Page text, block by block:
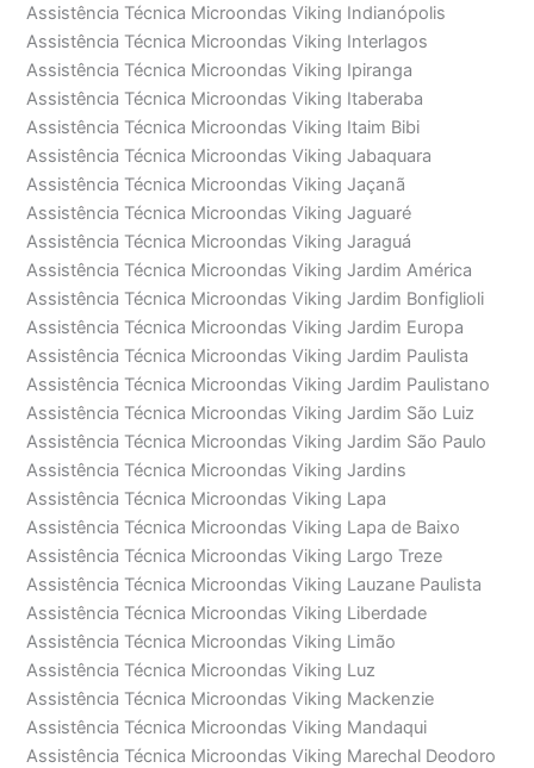
Assistência Técnica Microondas Viking Indianópolis
Assistência Técnica Microondas Viking Interlagos
Assistência Técnica Microondas Viking Ipiranga
Assistência Técnica Microondas Viking Itaberaba
Assistência Técnica Microondas Viking Itaim Bibi
Assistência Técnica Microondas Viking Jabaquara
Assistência Técnica Microondas Viking Jaçanã
Assistência Técnica Microondas Viking Jaguaré
Assistência Técnica Microondas Viking Jaraguá
Assistência Técnica Microondas Viking Jardim América
Assistência Técnica Microondas Viking Jardim Bonfiglioli
Assistência Técnica Microondas Viking Jardim Europa
Assistência Técnica Microondas Viking Jardim Paulista
Assistência Técnica Microondas Viking Jardim Paulistano
Assistência Técnica Microondas Viking Jardim São Luiz
Assistência Técnica Microondas Viking Jardim São Paulo
Assistência Técnica Microondas Viking Jardins
Assistência Técnica Microondas Viking Lapa
Assistência Técnica Microondas Viking Lapa de Baixo
Assistência Técnica Microondas Viking Largo Treze
Assistência Técnica Microondas Viking Lauzane Paulista
Assistência Técnica Microondas Viking Liberdade
Assistência Técnica Microondas Viking Limão
Assistência Técnica Microondas Viking Luz
Assistência Técnica Microondas Viking Mackenzie
Assistência Técnica Microondas Viking Mandaqui
Assistência Técnica Microondas Viking Marechal Deodoro